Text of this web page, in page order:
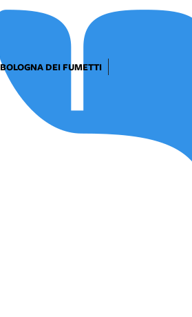
BOLOGNA DEI FUMETTI